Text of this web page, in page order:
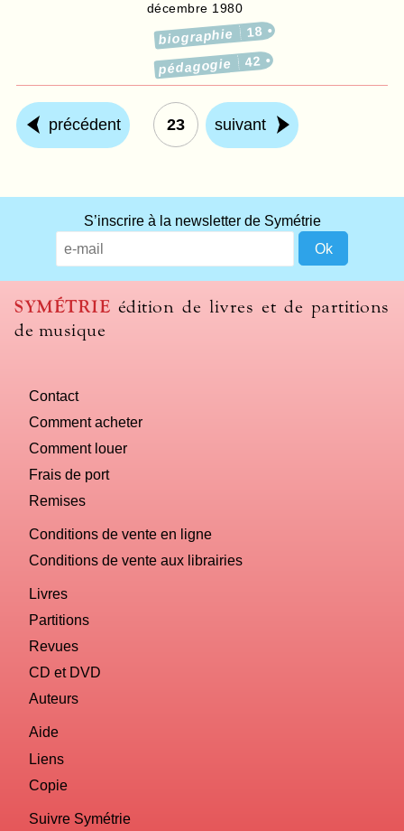
décembre 1980
biographie 18
pédagogie 42
précédent 23 suivant
S’inscrire à la newsletter de Symétrie
SYMÉTRIE édition de livres et de partitions
de musique
Contact
Comment acheter
Comment louer
Frais de port
Remises
Conditions de vente en ligne
Conditions de vente aux librairies
Livres
Partitions
Revues
CD et DVD
Auteurs
Aide
Liens
Copie
Suivre Symétrie